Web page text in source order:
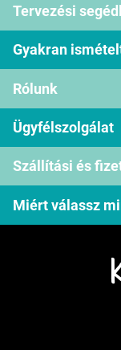
Tervezési
Gyakran
Rólunk
Ügyfélszolgálat
Szállítási és
Miért válassz